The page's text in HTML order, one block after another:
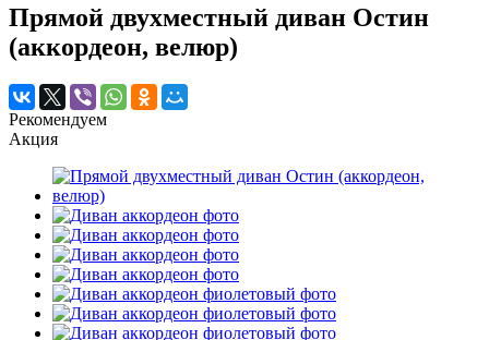
Прямой двухместный диван Остин
(аккордеон, велюр)
Рекомендуем
Акция